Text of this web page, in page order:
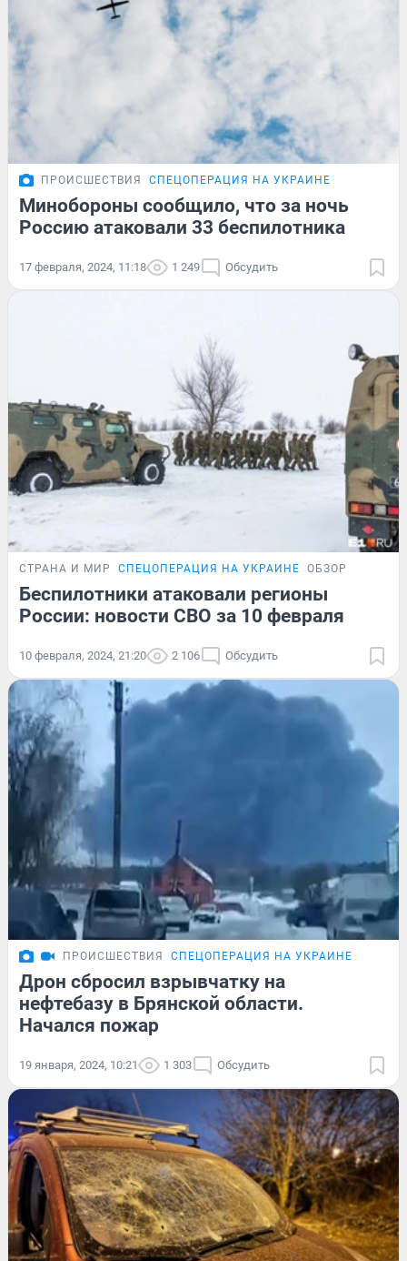
ПРОИСШЕСТВИЯ СПЕЦОПЕРАЦИЯ НА УКРАИНЕ
Минобороны сообщило, что за ночь
Россию атаковали 33 беспилотника
17 февраля, 2024, 11:18 1 249 Обсудить
СТРАНА И МИР СПЕЦОПЕРАЦИЯ НА УКРАИНЕ ОБЗОР
Беспилотники атаковали регионы
России: новости СВО за 10 февраля
10 февраля, 2024, 21:20 2 106 Обсудить
ПРОИСШЕСТВИЯ СПЕЦОПЕРАЦИЯ НА УКРАИНЕ
Дрон сбросил взрывчатку на
нефтебазу в Брянской области.
Начался пожар
19 января, 2024, 10:21 1 303 Обсудить